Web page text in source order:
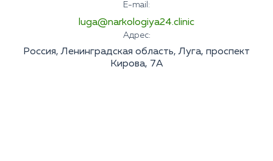
E-mail:
luga@narkologiya24.clinic
Адрес:
Россия, Ленинградская область, Луга, проспект
Кирова, 7А